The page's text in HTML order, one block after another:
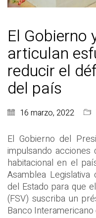
El Gobierno
articulan
reducir el
del país
16 marzo, 2022
El Gobierno del
impulsando
habitacional en el
Asamblea
del Estado para que
(FSV) suscriba un
Banco